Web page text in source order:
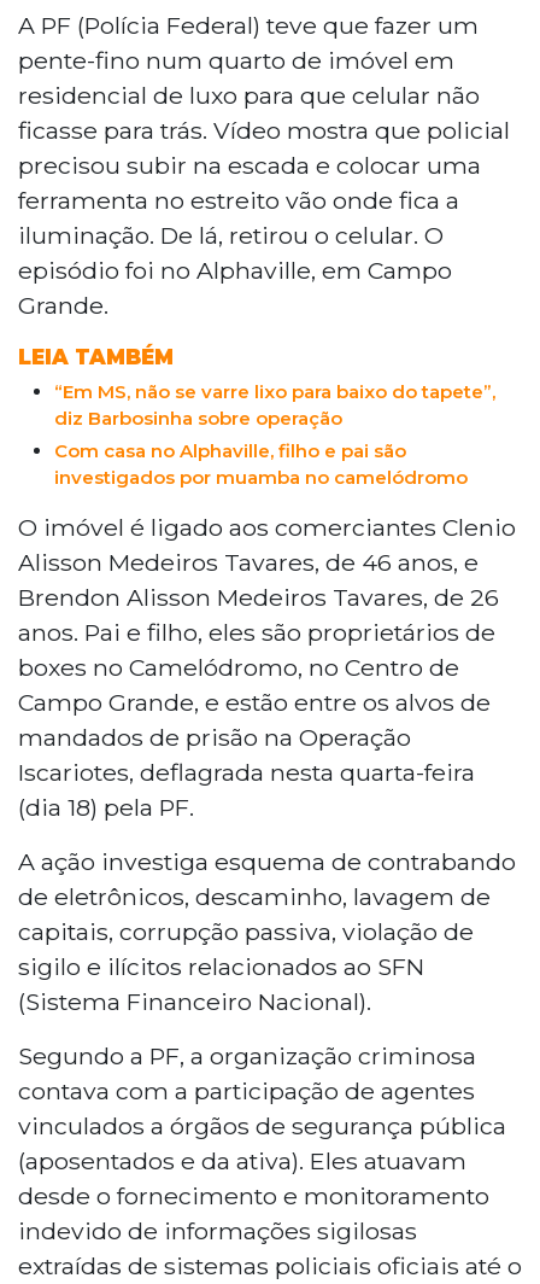
Alphaville, em Campo Grande, onde
precisou resgatar um celular escondido
em vão de iluminação. O imóvel pertence
aos comerciantes Clenio Alisson e seu
filho Brendon Alisson, alvos da Operação
Iscariotes. A operação, realizada em
parceria com a Delefaz e Receita Federal,
investiga esquema de contrabando de
eletrônicos e lavagem de dinheiro. O
grupo criminoso contava com apoio de
agentes de segurança pública, incluindo
e Edivaldo Quevedo da Fonseca, que
foram presos.
A PF (Polícia Federal) teve que fazer um
pente-fino num quarto de imóvel em
residencial de luxo para que celular não
ficasse para trás. Vídeo mostra que policial
precisou subir na escada e colocar uma
ferramenta no estreito vão onde fica a
iluminação. De lá, retirou o celular. O
episódio foi no Alphaville, em Campo
Grande.
LEIA TAMBÉM
“Em MS, não se varre lixo para baixo do tapete”,
diz Barbosinha sobre operação
Com casa no Alphaville, filho e pai são
investigados por muamba no camelódromo
O imóvel é ligado aos comerciantes Clenio
Alisson Medeiros Tavares, de 46 anos, e
Brendon Alisson Medeiros Tavares, de 26
anos. Pai e filho, eles são proprietários de
boxes no Camelódromo, no Centro de
Campo Grande, e estão entre os alvos de
mandados de prisão na Operação
Iscariotes, deflagrada nesta quarta-feira
(dia 18) pela PF.
A ação investiga esquema de contrabando
de eletrônicos, descaminho, lavagem de
capitais, corrupção passiva, violação de
sigilo e ilícitos relacionados ao SFN
(Sistema Financeiro Nacional).
Segundo a PF, a organização criminosa
contava com a participação de agentes
vinculados a órgãos de segurança pública
(aposentados e da ativa). Eles atuavam
desde o fornecimento e monitoramento
indevido de informações sigilosas
extraídas de sistemas policiais oficiais até o